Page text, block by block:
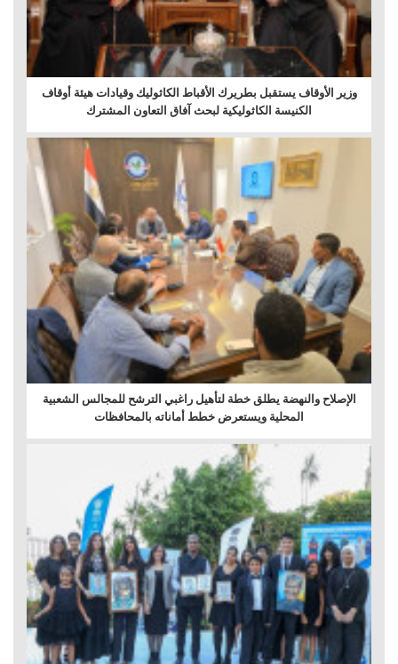
وزير الأوقاف يستقبل بطريرك الأقباط الكاثوليك وقيادات هيئة أوقاف
الكنيسة الكاثوليكية لبحث آفاق التعاون المشترك
الإصلاح والنهضة يطلق خطة لتأهيل راغبي الترشح للمجالس الشعبية
المحلية ويستعرض خطط أماناته بالمحافظات